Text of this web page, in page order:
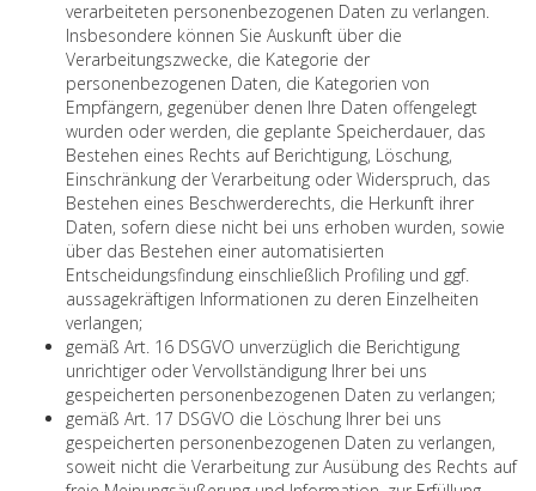
verarbeiteten personenbezogenen Daten zu verlangen.
Insbesondere können Sie Auskunft über die
Verarbeitungszwecke, die Kategorie der
personenbezogenen Daten, die Kategorien von
Empfängern, gegenüber denen Ihre Daten offengelegt
wurden oder werden, die geplante Speicherdauer, das
Bestehen eines Rechts auf Berichtigung, Löschung,
Einschränkung der Verarbeitung oder Widerspruch, das
Bestehen eines Beschwerderechts, die Herkunft ihrer
Daten, sofern diese nicht bei uns erhoben wurden, sowie
über das Bestehen einer automatisierten
Entscheidungsfindung einschließlich Profiling und ggf.
aussagekräftigen Informationen zu deren Einzelheiten
verlangen;
gemäß Art. 16 DSGVO unverzüglich die Berichtigung
unrichtiger oder Vervollständigung Ihrer bei uns
gespeicherten personenbezogenen Daten zu verlangen;
gemäß Art. 17 DSGVO die Löschung Ihrer bei uns
gespeicherten personenbezogenen Daten zu verlangen,
soweit nicht die Verarbeitung zur Ausübung des Rechts auf